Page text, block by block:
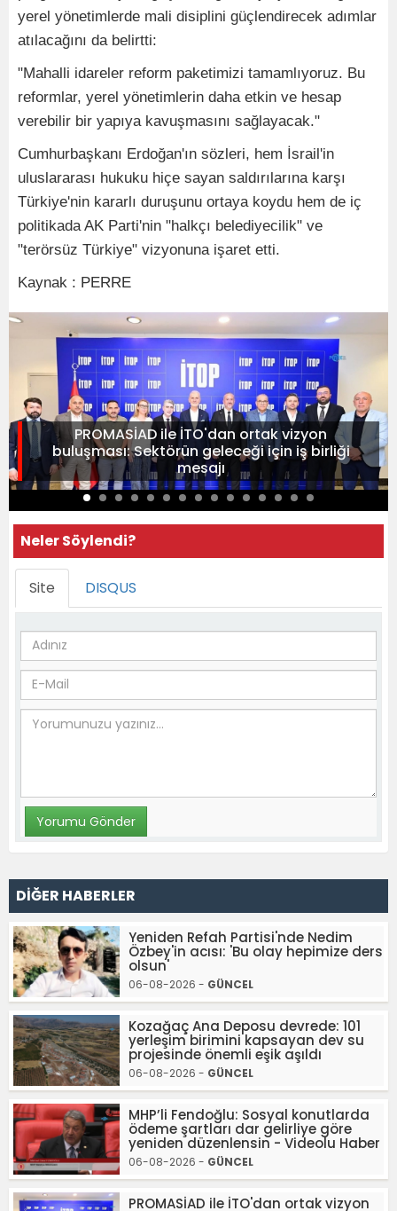
yerel yönetimlerde mali disiplini güçlendirecek adımlar
atılacağını da belirtti:
"Mahalli idareler reform paketimizi tamamlıyoruz. Bu
reformlar, yerel yönetimlerin daha etkin ve hesap
verebilir bir yapıya kavuşmasını sağlayacak."
Cumhurbaşkanı Erdoğan'ın sözleri, hem İsrail'in
uluslararası hukuku hiçe sayan saldırılarına karşı
Türkiye'nin kararlı duruşunu ortaya koydu hem de iç
politikada AK Parti'nin "halkçı belediyecilik" ve
"terörsüz Türkiye" vizyonuna işaret etti.
Kaynak : PERRE
PROMASİAD ile İTO'dan ortak vizyon
buluşması: Sektörün geleceği için iş birliği
mesajı
Neler Söylendi?
Site DISQUS
DİĞER HABERLER
Yeniden Refah Partisi'nde Nedim
Özbey'in acısı: 'Bu olay hepimize ders
olsun'
06-08-2026 - GÜNCEL
Kozağaç Ana Deposu devrede: 101
yerleşim birimini kapsayan dev su
projesinde önemli eşik aşıldı
06-08-2026 - GÜNCEL
MHP’li Fendoğlu: Sosyal konutlarda
ödeme şartları dar gelirliye göre
yeniden düzenlensin - Videolu Haber
06-08-2026 - GÜNCEL
PROMASİAD ile İTO'dan ortak vizyon